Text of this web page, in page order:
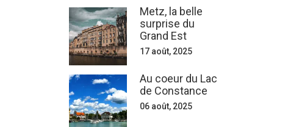
Metz, la belle
surprise du
Grand Est
17 août, 2025
Au coeur du Lac
de Constance
06 août, 2025